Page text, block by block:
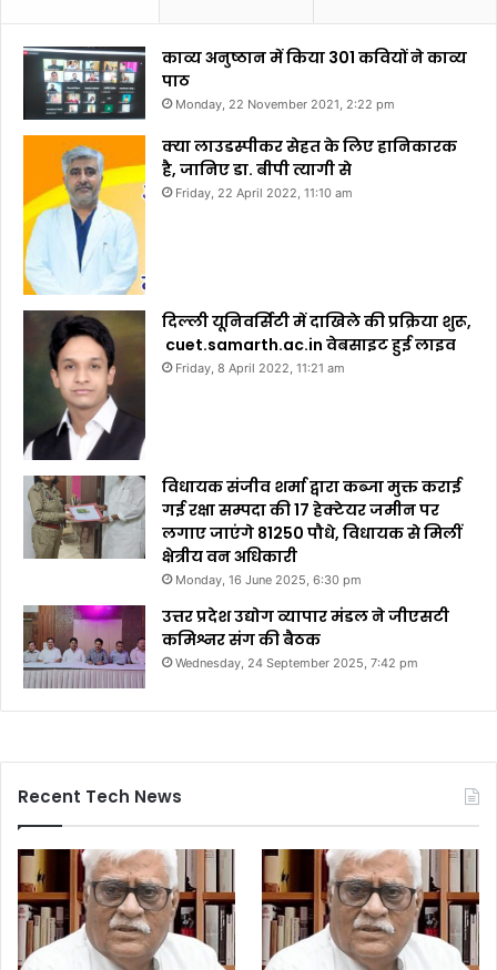
काव्य अनुष्ठान में किया 301 कवियों ने काव्य
पाठ
Monday, 22 November 2021, 2:22 pm
क्या लाउडस्पीकर सेहत के लिए हानिकारक
है, जानिए डा. बीपी त्यागी से
Friday, 22 April 2022, 11:10 am
दिल्ली यूनिवर्सिटी में दाखिले की प्रक्रिया शुरू,
cuet.samarth.ac.in वेबसाइट हुई लाइव
Friday, 8 April 2022, 11:21 am
विधायक संजीव शर्मा द्वारा कब्जा मुक्त कराई
गई रक्षा सम्पदा की 17 हेक्टेयर जमीन पर
लगाए जाएंगे 81250 पौधे, विधायक से मिलीं
क्षेत्रीय वन अधिकारी
Monday, 16 June 2025, 6:30 pm
उत्तर प्रदेश उद्योग व्यापार मंडल ने जीएसटी
कमिश्नर संग की बैठक
Wednesday, 24 September 2025, 7:42 pm
Recent Tech News